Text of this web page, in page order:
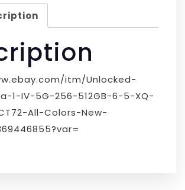
itm/Unlocked-
1-IV-5G-256-512GB-6-5-XQ-
All-Colors-New-